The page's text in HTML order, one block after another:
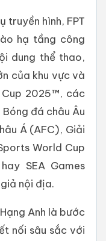
truyền hình, FPT
hạ tầng công
dung thể thao,
của khu vực và
Cup 2025™, các
đá châu Âu
Á (AFC), Giải
World Cup
SEA Games
nội địa.
Anh là bước
nối sâu sắc với